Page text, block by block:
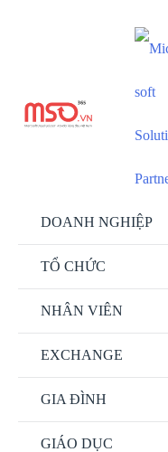
DOANH NGHIỆP
TỔ CHỨC
NHÂN VIÊN
EXCHANGE
GIA ĐÌNH
GIÁO DỤC